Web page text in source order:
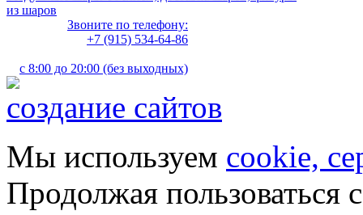
из шаров
Звоните по телефону:
+7 (915) 534-64-86
с 8:00 до 20:00 (без выходных)
создание сайтов
Мы используем cookie,
Продолжая пользоваться